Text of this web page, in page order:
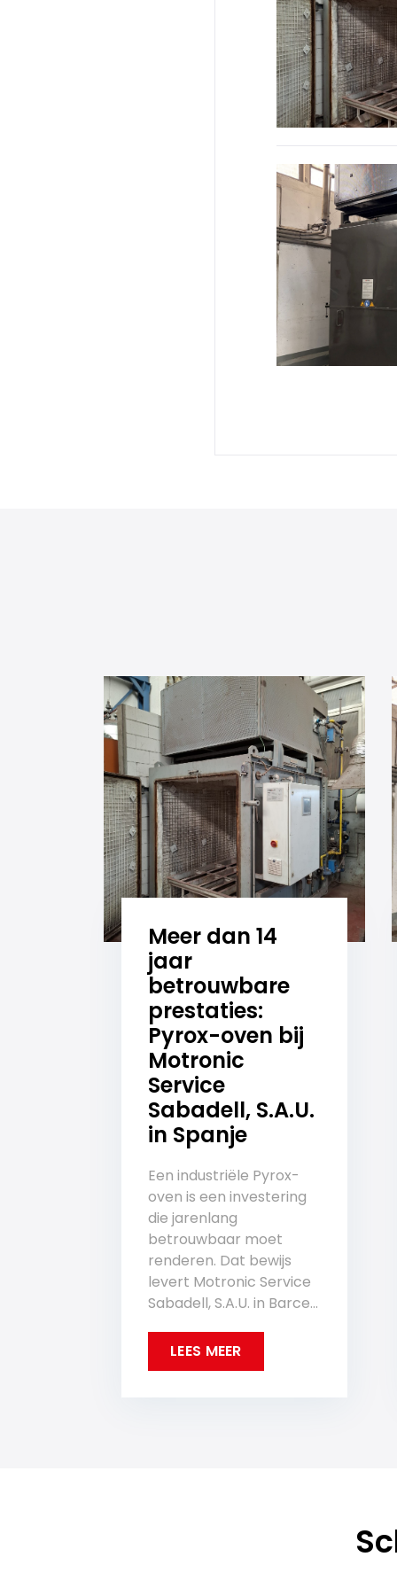
Meer dan 14
jaar
betrouwbare
prestaties:
Pyrox-oven bij
Motronic
Service
Sabadell, S.A.U.
in Spanje
Een industriële Pyrox-
oven is een investering
die jarenlang
betrouwbaar moet
renderen. Dat bewijs
levert Motronic Service
Sabadell, S.A.U. in Barce...
LEES MEER